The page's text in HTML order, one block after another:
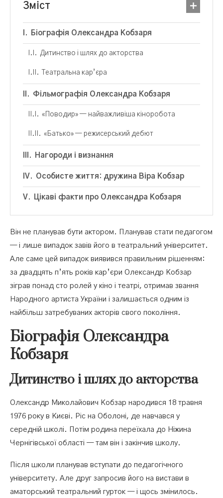
Зміст
Біографія Олександра Кобзаря
Дитинство і шлях до акторства
Театральна кар’єра
Фільмографія Олександра Кобзаря
«Поводир» — найважливіша кіноробота
«Батько» — режисерський дебют
Нагороди і визнання
Особисте життя: дружина Віра Кобзар
Цікаві факти про Олександра Кобзаря
Він не планував бути актором. Планував стати педагогом
— і лише випадок завів його в театральний університет.
Але саме цей випадок виявився правильним рішенням:
за двадцять п’ять років кар’єри Олександр Кобзар
зіграв понад сто ролей у кіно і театрі, отримав звання
Народного артиста України і залишається одним із
найбільш затребуваних акторів свого покоління.
Біографія Олександра
Кобзаря
Дитинство і шлях до акторства
Олександр Миколайович Кобзар народився 18 травня
1976 року в Києві. Ріс на Оболоні, де навчався у
середній школі. Потім родина переїхала до Ніжина
Чернігівської області — там він і закінчив школу.
Після школи планував вступати до педагогічного
університету. Але друг запросив його на вистави в
аматорський театральний гурток — і щось змінилось.